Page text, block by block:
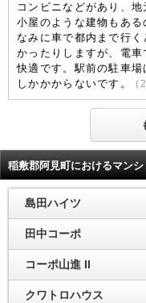
コンビニなどがあり、
小屋のような建物もあ
なみに車で都内まで行
かったりしますが、電
快適です。駅前の駐車
しかかからないです。
(
稲敷郡阿見町におけるマン
島田ハイツ
田中コーポ
コーポ山進 II
クワトロハウス